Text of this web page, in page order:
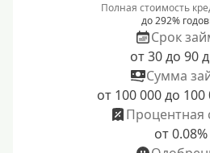
Полная стоимость
до 292%
Срок
от 30 до 90
Сумма
от 100 000 до 100
Процентная
от 0.08%